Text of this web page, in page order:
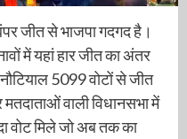
जीत से भाजपा गदगद है।
में यहां हार जीत का अंतर
5099 वोटों से जीत
वाली विधानसभा में
वोट मिले जो अब तक का